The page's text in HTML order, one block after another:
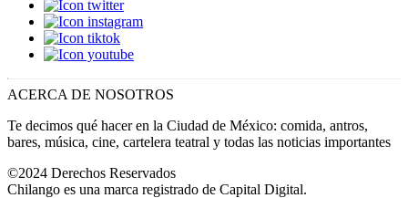
ACERCA DE NOSOTROS
Te decimos qué hacer en la Ciudad de México: comida, antros,
bares, música, cine, cartelera teatral y todas las noticias importantes
©2024 Derechos Reservados
Chilango es una marca registrado de Capital Digital.